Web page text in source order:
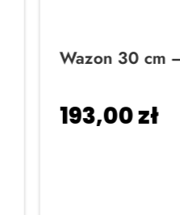
Wazon 30 cm
193,00zł